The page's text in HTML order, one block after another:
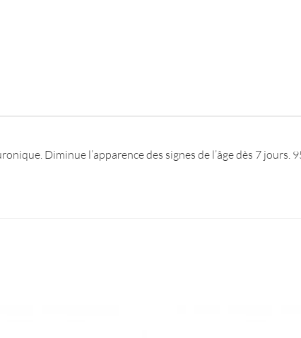
Diminue l’apparence des signes de l’âge dès 7 jours.